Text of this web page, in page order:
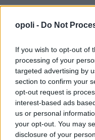
opoli - Do Not
If you wish to opt-out of
processing of your
targeted advertising by
section to confirm your
opt-out request is
interest-based ads
us or personal
your opt-out. You may
disclosure of your
Με λαμπρότητα
Σωτήρος στο